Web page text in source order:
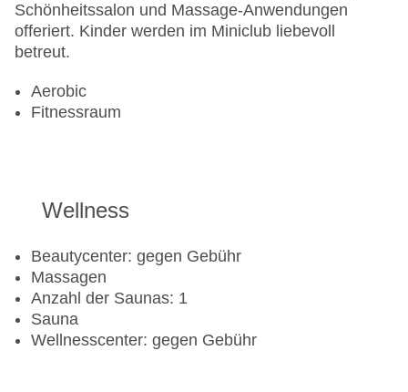
Schönheitssalon und Massage-Anwendungen
offeriert. Kinder werden im Miniclub liebevoll
betreut.
Aerobic
Fitnessraum
Wellness
Beautycenter: gegen Gebühr
Massagen
Anzahl der Saunas: 1
Sauna
Wellnesscenter: gegen Gebühr